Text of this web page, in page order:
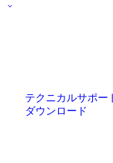
テクニカルサポー
ダウンロード